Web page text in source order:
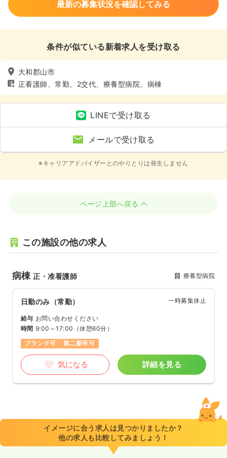
最新の募集状況を確認してみる
条件が似ている新着求人を受け取る
大和郡山市
正看護師、常勤、2交代、療養型病院、病棟
LINEで受け取る
メールで受け取る
※キャリアアドバイザーとのやりとりは発生しません
ページ上部へ戻る
この施設の他の求人
病棟正・准看護師 療養型病院
日勤のみ（常勤） 一時募集休止
給与 お問い合わせください
時間 9:00～17:00 （休憩60分）
ブランク可
第二新卒可
気になる 詳細を見る
イメージに合う求人は見つかりましたか？
他の求人も比較してみましょう！